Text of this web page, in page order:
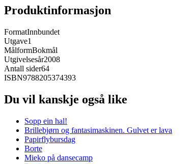
Produktinformasjon
FormatInnbundet
Utgave1
MålformBokmål
Utgivelsesår2008
Antall sider64
ISBN9788205374393
Du vil kanskje også like
Sopp ein hal!
Brillebjørn og fantasimaskinen. Gulvet er lava
Papirflybursdag
Borte
Mieko på dansecamp